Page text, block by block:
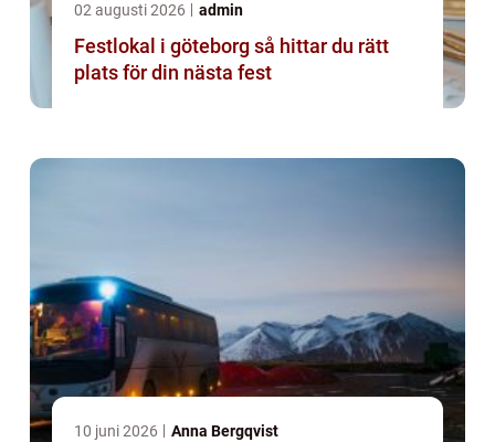
02 augusti 2026 admin
Festlokal i göteborg så hittar du rätt
plats för din nästa fest
10 juni 2026 Anna Bergqvist